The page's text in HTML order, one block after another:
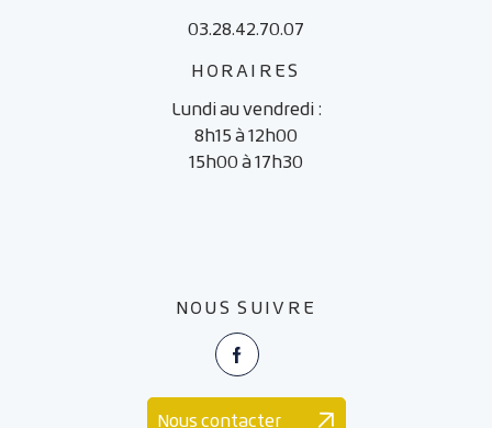
03.28.42.70.07
HORAIRES
Lundi au vendredi :
8h15 à 12h00
15h00 à 17h30
NOUS SUIVRE
Facebook
Nous contacter